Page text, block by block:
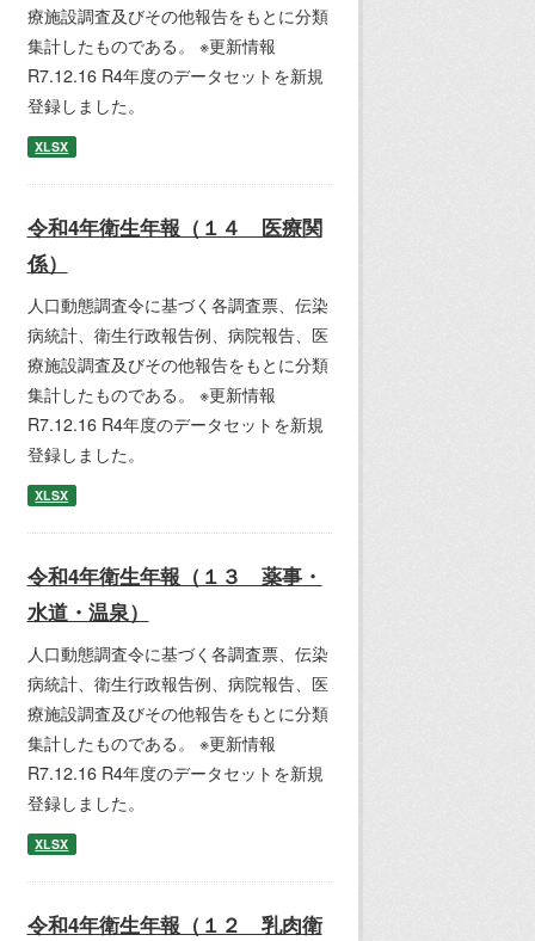
療施設調査及びその他報告をもとに分類
集計したものである。 ※更新情報
R7.12.16 R4年度のデータセットを新規
登録しました。
XLSX
令和4年衛生年報（１４ 医療関
係）
人口動態調査令に基づく各調査票、伝染
病統計、衛生行政報告例、病院報告、医
療施設調査及びその他報告をもとに分類
集計したものである。 ※更新情報
R7.12.16 R4年度のデータセットを新規
登録しました。
XLSX
令和4年衛生年報（１３ 薬事・
水道・温泉）
人口動態調査令に基づく各調査票、伝染
病統計、衛生行政報告例、病院報告、医
療施設調査及びその他報告をもとに分類
集計したものである。 ※更新情報
R7.12.16 R4年度のデータセットを新規
登録しました。
XLSX
令和4年衛生年報（１２ 乳肉衛